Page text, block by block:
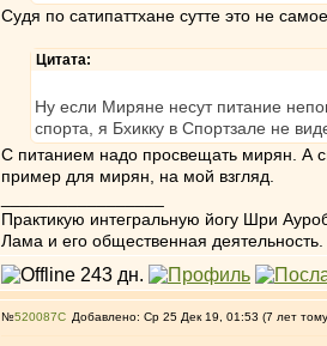
Судя по сатипаттхане сутте это не
Цитата:
Ну если Миряне несут питание
спорта, я Бхикку в Спортзале не
С питанием надо просвещать мирян. А
пример для мирян, на мой взгляд.
Практикую интегральную йогу Шри
Лама и его общественная деятельность.
№520087 Добавлено: Ср 25 Дек 19, 01:53 (7 лет